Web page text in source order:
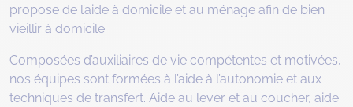
propose de l’aide à domicile et au ménage afin de bien
vieillir à domicile.
Composées d’auxiliaires de vie compétentes et motivées,
nos équipes sont formées à l’aide à l’autonomie et aux
techniques de transfert. Aide au lever et au coucher, aide